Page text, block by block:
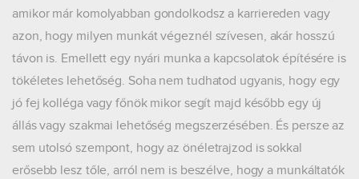
amikor már komolyabban gondolkodsz a karriereden vagy
azon, hogy milyen munkát végeznél szívesen, akár hosszú
távon is. Emellett egy nyári munka a kapcsolatok építésére is
tökéletes lehetőség. Soha nem tudhatod ugyanis, hogy egy
jó fej kolléga vagy főnök mikor segít majd később egy új
állás vagy szakmai lehetőség megszerzésében. És persze az
sem utolsó szempont, hogy az önéletrajzod is sokkal
erősebb lesz tőle, arról nem is beszélve, hogy a munkáltatók